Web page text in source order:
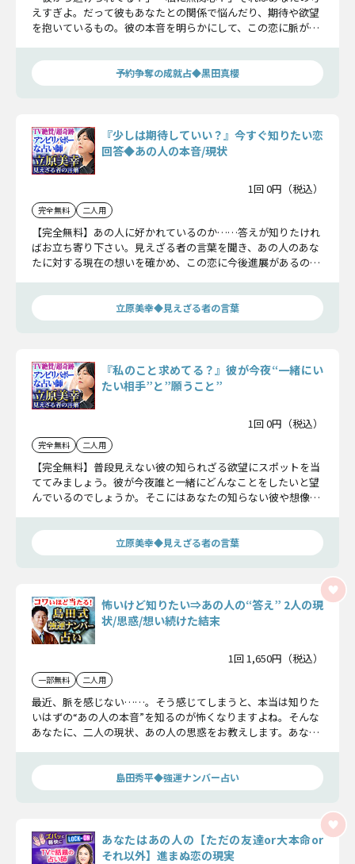
えすぎよ。だって彼もあなたとの関係で悩んだり、期待や欲望
を抱いているもの。彼の本音を明らかにして、この恋に脈があ
予約争奪の成就占◆黒田真櫻
『少しは期待していい？』今すぐ知りたい恋
回答◆あの人の本音/現状
1回 0円（税込）
完全無料 二人用
【完全無料】あの人に好かれているのか……答えが知りたけれ
ばお立ち寄り下さい。見えざる者の言葉を聞き、あの人のあな
たに対する現在の想いを確かめ、この恋に今後進展があるのか
立原美幸◆見えざる者の言葉
『私のこと求めてる？』彼が今夜“一緒にい
たい相手”と”願うこと”
1回 0円（税込）
完全無料 二人用
【完全無料】普段見えない彼の知られざる欲望にスポットを当
ててみましょう。彼が今夜誰と一緒にどんなことをしたいと望
んでいるのでしょうか。そこにはあなたの知らない彼や想像以
立原美幸◆見えざる者の言葉
怖いけど知りたい⇒あの人の“答え” 2人の現
状/思惑/想い続けた結末
1回 1,650円（税込）
一部無料 二人用
最近、脈を感じない……。そう感じてしまうと、本当は知りた
いはずの“あの人の本音”を知るのが怖くなりますよね。そんな
あなたに、二人の現状、あの人の思惑をお教えします。あなた
う。
島田秀平◆強運ナンバー占い
あなたはあの人の【ただの友達or大本命or
それ以外】進まぬ恋の現実